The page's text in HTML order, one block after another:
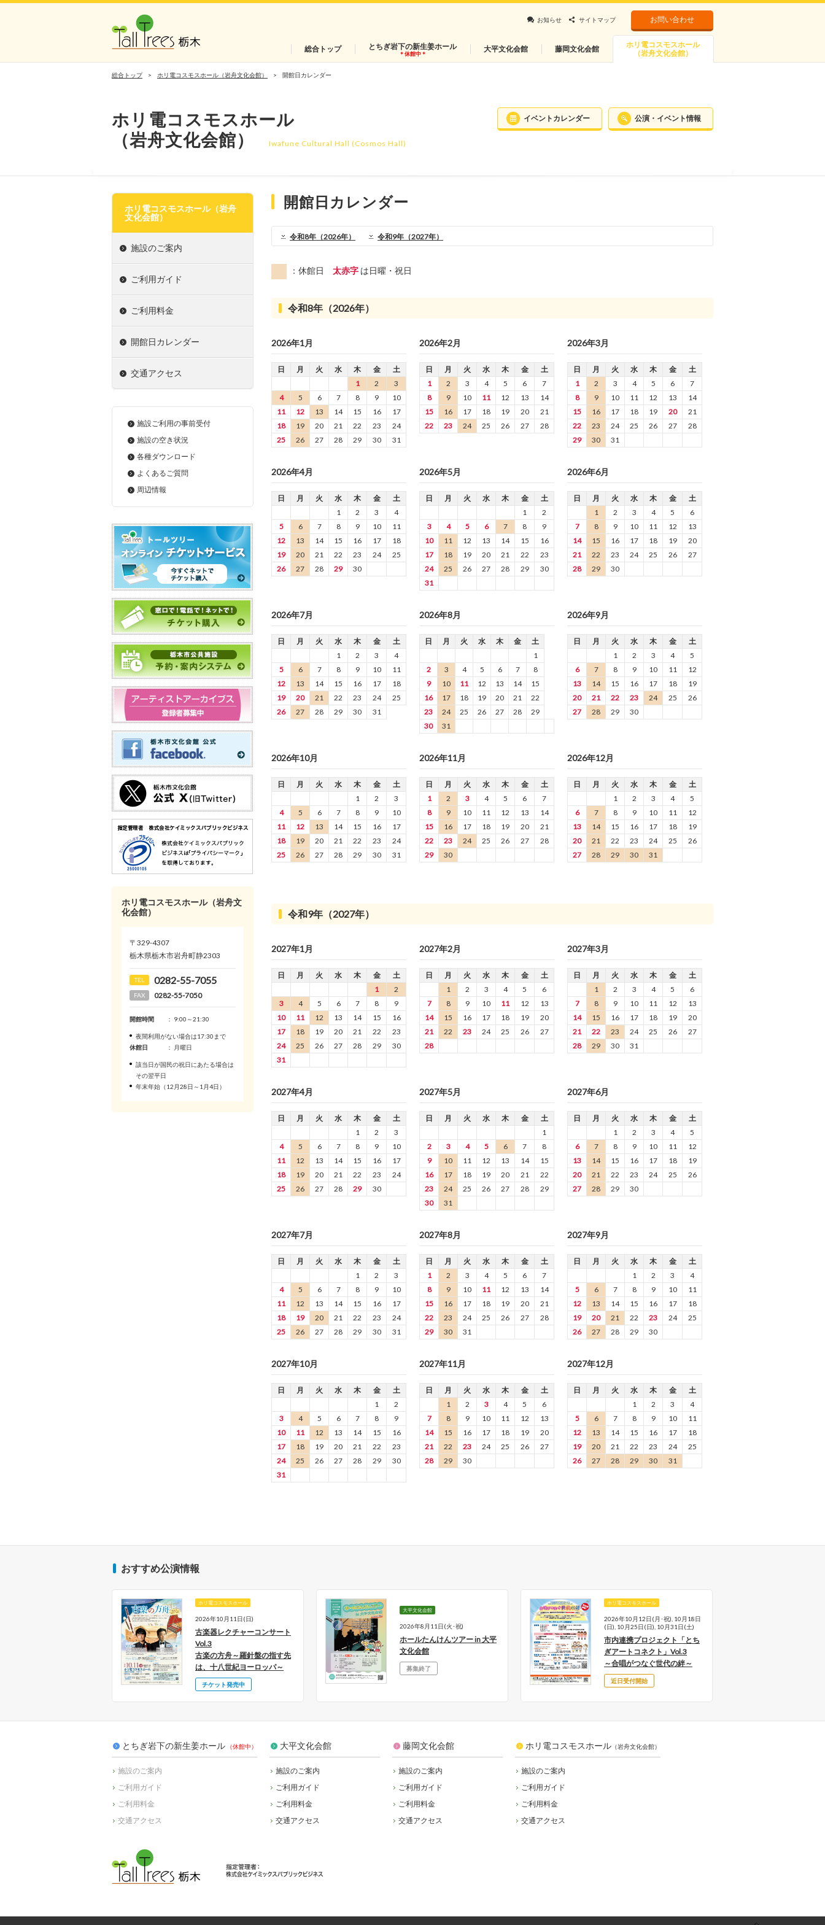
総合トップ とちぎ岩下の新生姜ホール
＊休館中＊ 大平文化会館 藤岡文化会館
ホリ電コスモスホール
（岩舟文化会館）
お知らせ サイトマップ お問い合わせ
総合トップ ホリ電コスモスホール（岩舟文化会館） 開館日カレンダー
ホリ電コスモスホール
（岩舟文化会館）
Iwafune Cultural Hall (Cosmos Hall)
イベントカレンダー 公演・イベント情報
開館日カレンダー
令和8年（2026年） 令和9年（2027年）
：休館日 太赤字 は日曜・祝日
令和8年（2026年）
2026年1月
日 月 火 水 木 金
土
1
2
3
4
5 6 7 8 9
10
11
12 13 14 15 16
17
18
19 20 21 22 23
24
25
26 27 28 29 30 31
2026年2月
日 月 火 水 木 金
土
1
2 3 4 5 6
7
8
9 10 11 12 13
14
15
16 17 18 19 20
21
22
23 24 25 26 27 28
2026年3月
日 月 火 水 木 金
土
1
2 3 4 5 6
7
8
9 10 11 12 13
14
15
16 17 18 19 20
21
22
23 24 25 26 27
28
29
30 31
2026年4月
日 月 火 水 木 金
土
1
2 3
4
5
6 7 8 9 10
11
12
13 14 15 16 17
18
19
20 21 22 23 24
25
26
27 28 29 30
2026年5月
日 月 火 水 木 金
土
1
2
3
4 5 6 7 8
9
10
11 12 13 14 15
16
17
18 19 20 21 22
23
24
25 26 27 28 29
30
31
2026年6月
日 月 火 水 木 金
土
1
2 3 4 5
6
7
8 9 10 11 12
13
14
15 16 17 18 19
20
21
22 23 24 25 26
27
28
29 30
2026年7月
日 月 火 水 木 金
土
1
2 3
4
5
6 7 8 9 10
11
12
13 14 15 16 17
18
19
20 21 22 23 24
25
26
27 28 29 30 31
2026年8月
日 月 火 水 木 金
土
1
2
3 4 5 6 7
8
9
10 11 12 13 14
15
16
17 18 19 20 21
22
23
24 25 26 27 28
29
30
31
2026年9月
日 月 火 水 木 金
土
1
2 3 4
5
6
7 8 9 10 11
12
13
14 15 16 17 18
19
20
21 22 23 24 25
26
27
28 29 30
2026年10月
日 月 火 水 木 金
土
1
2
3
4
5 6 7 8 9
10
11
12 13 14 15 16
17
18
19 20 21 22 23
24
25
26 27 28 29 30 31
2026年11月
日 月 火 水 木 金
土
1
2 3 4 5 6
7
8
9 10 11 12 13
14
15
16 17 18 19 20
21
22
23 24 25 26 27
28
29
30
2026年12月
日 月 火 水 木 金
土
1
2 3 4
5
6
7 8 9 10 11
12
13
14 15 16 17 18
19
20
21 22 23 24 25
26
27
28 29 30 31
令和9年（2027年）
2027年1月
日 月 火 水 木 金
土
1
2
3
4 5 6 7 8
9
10
11 12 13 14 15
16
17
18 19 20 21 22
23
24
25 26 27 28 29
30
31
2027年2月
日 月 火 水 木 金
土
1
2 3 4 5
6
7
8 9 10 11 12
13
14
15 16 17 18 19
20
21
22 23 24 25 26
27
28
2027年3月
日 月 火 水 木 金
土
1
2 3 4 5
6
7
8 9 10 11 12
13
14
15 16 17 18 19
20
21
22 23 24 25 26
27
28
29 30 31
2027年4月
日 月 火 水 木 金
土
1
2
3
4
5 6 7 8 9
10
11
12 13 14 15 16
17
18
19 20 21 22 23
24
25
26 27 28 29 30
2027年5月
日 月 火 水 木 金
土
1
2
3 4 5 6 7
8
9
10 11 12 13 14
15
16
17 18 19 20 21
22
23
24 25 26 27 28
29
30
31
2027年6月
日 月 火 水 木 金
土
1
2 3 4
5
6
7 8 9 10 11
12
13
14 15 16 17 18
19
20
21 22 23 24 25
26
27
28 29 30
2027年7月
日 月 火 水 木 金
土
1
2
3
4
5 6 7 8 9
10
11
12 13 14 15 16
17
18
19 20 21 22 23
24
25
26 27 28 29 30 31
2027年8月
日 月 火 水 木 金
土
1
2 3 4 5 6
7
8
9 10 11 12 13
14
15
16 17 18 19 20
21
22
23 24 25 26 27
28
29
30 31
2027年9月
日 月 火 水 木 金
土
1
2 3
4
5
6 7 8 9 10
11
12
13 14 15 16 17
18
19
20 21 22 23 24
25
26
27 28 29 30
2027年10月
日 月 火 水 木 金
土
1
2
3
4 5 6 7 8
9
10
11 12 13 14 15
16
17
18 19 20 21 22
23
24
25 26 27 28 29
30
31
2027年11月
日 月 火 水 木 金
土
1
2 3 4 5
6
7
8 9 10 11 12
13
14
15 16 17 18 19
20
21
22 23 24 25 26
27
28
29 30
2027年12月
日 月 火 水 木 金
土
1
2 3
4
5
6 7 8 9 10
11
12
13 14 15 16 17
18
19
20 21 22 23 24
25
26
27 28 29 30 31
ホリ電コスモスホール（岩舟
文化会館）
施設のご案内
ご利用ガイド
ご利用料金
開館日カレンダー
交通アクセス
施設ご利用の事前受付
施設の空き状況
各種ダウンロード
よくあるご質問
周辺情報
ホリ電コスモスホール（岩舟文
化会館）
〒329-4307
栃木県栃木市岩舟町静2303
TEL 0282-55-7055
FAX 0282-55-7050
開館時間 ： 9:00～21:30
夜間利用がない場合は17:30まで
休館日
： 月曜日
該当日が国民の祝日にあたる場合は
その翌平日
年末年始（12月28日～1月4日）
おすすめ公演情報
ホリ電コスモスホール
2026年10月11日(日)
古楽器レクチャーコンサート
Vol.3
古楽の方舟～羅針盤の指す先
は、十八世紀ヨーロッパ～
チケット発売中
大平文化会館
2026年8月11日(火･祝)
ホールたんけんツアー in 大平
文化会館
募集終了
ホリ電コスモスホール
2026年10月12日(月･祝), 10月18日
(日), 10月25日(日), 10月31日(土)
市内連携プロジェクト「とち
ぎアートコネクト」Vol.3
～合唱がつなぐ世代の絆～
近日受付開始
とちぎ岩下の新生姜ホール
施設のご案内
ご利用ガイド
ご利用料金
交通アクセス
大平文化会館
施設のご案内
ご利用ガイド
ご利用料金
交通アクセス
藤岡文化会館
施設のご案内
ご利用ガイド
ご利用料金
交通アクセス
ホリ電コスモスホール （岩舟文化会館）
施設のご案内
ご利用ガイド
ご利用料金
交通アクセス